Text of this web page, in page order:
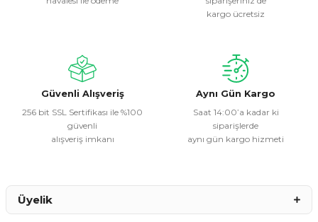
Ürün resmi kalitesiz, bozuk veya görüntülenemiyor.
Ürün fiyatı diğer sitelerden daha pahalı.
Bu ürüne benzer farklı alternatifler olmalı.
kargo ücretsiz
Güvenli Alışveriş
256 bit SSL Sertifikası ile %100
güvenli
alışveriş imkanı
Aynı Gün Kargo
Saat 14:00’a kadar ki
siparişlerde
aynı gün kargo hizmeti
Üyelik